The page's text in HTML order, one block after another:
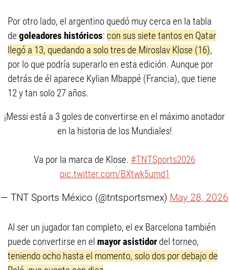
Por otro lado, el argentino quedó muy cerca en la tabla
de goleadores históricos: con sus siete tantos en Qatar
llegó a 13, quedando a solo tres de Miroslav Klose (16),
por lo que podría superarlo en esta edición. Aunque por
detrás de él aparece Kylian Mbappé (Francia), que tiene
12 y tan solo 27 años.
¡Messi está a 3 goles de convertirse en el máximo anotador
en la historia de los Mundiales!
Va por la marca de Klose. #TNTSports2026
pic.twitter.com/BXtwk5umd1
— TNT Sports México (@tntsportsmex) May 28, 2026
Al ser un jugador tan completo, el ex Barcelona también
puede convertirse en el mayor asistidor del torneo,
teniendo ocho hasta el momento, solo dos por debajo de